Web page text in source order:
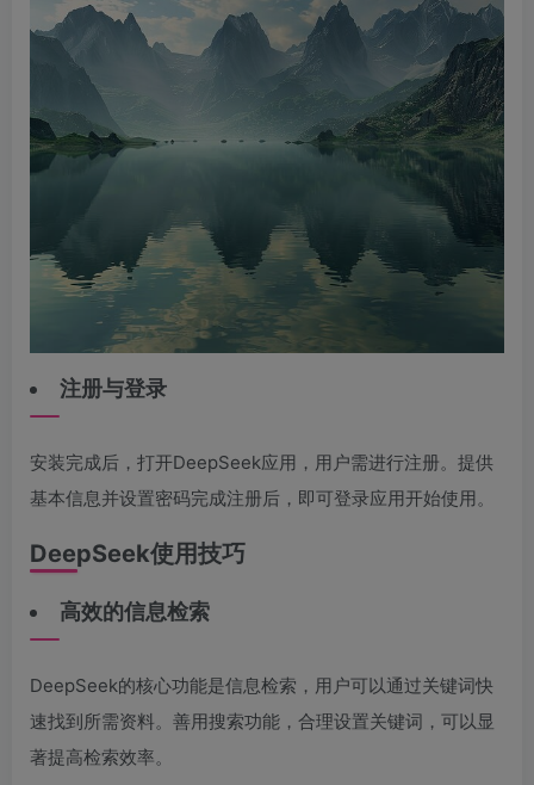
注册与登录
安装完成后，打开DeepSeek应用，用户需进行注册。提供
基本信息并设置密码完成注册后，即可登录应用开始使用。
DeepSeek使用技巧
高效的信息检索
DeepSeek的核心功能是信息检索，用户可以通过关键词快
速找到所需资料。善用搜索功能，合理设置关键词，可以显
著提高检索效率。